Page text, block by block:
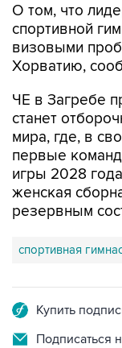
О том, что
спортивной
визовыми
Хорватию,
ЧЕ в Загребе
станет
мира, где, в
первые
игры 2028
женская
резервным
спортивная
Купить
Подписаться